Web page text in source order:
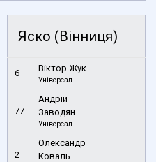
Яско (Вінниця)
6 Віктор Жук
Універсал
77
Андрій
Заводян
Універсал
2
Олександр
Коваль